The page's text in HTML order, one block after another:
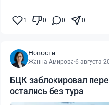
1 0 0 0
Новости
Жанна Амирова·6 августа
БЦК заблокировал
остались без тура